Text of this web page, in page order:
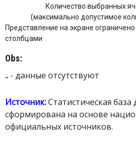
Количество выбранных
(максимально допустимое
Представление на экране
столбцами
Obs:
.. - данные отсутствуют
Источник:Статистическая
сформирована на основе
официальных источников.